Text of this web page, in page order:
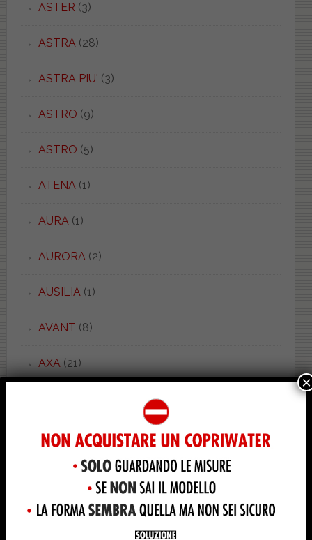
ASTER (3)
ASTRA(28)
ASTRA PIU' (3)
ASTRO (9)
ASTRO (5)
ATENA(1)
AURA(1)
AURORA(2)
AUSILIA(1)
AVANT (8)
AXA(21)
AXA ONE(3)
AZZURRA(53)
BABY SOSPESO(1)
×